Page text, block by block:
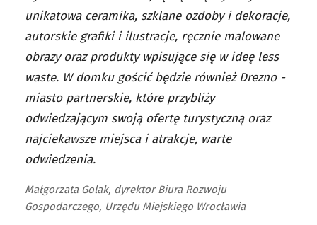
unikatowa ceramika, szklane ozdoby i dekoracje,
autorskie grafiki i ilustracje, ręcznie malowane
obrazy oraz produkty wpisujące się w ideę less
waste. W domku gościć będzie również Drezno -
miasto partnerskie, które przybliży
odwiedzającym swoją ofertę turystyczną oraz
najciekawsze miejsca i atrakcje, warte
odwiedzenia.
Małgorzata Golak, dyrektor Biura Rozwoju
Gospodarczego, Urzędu Miejskiego Wrocławia